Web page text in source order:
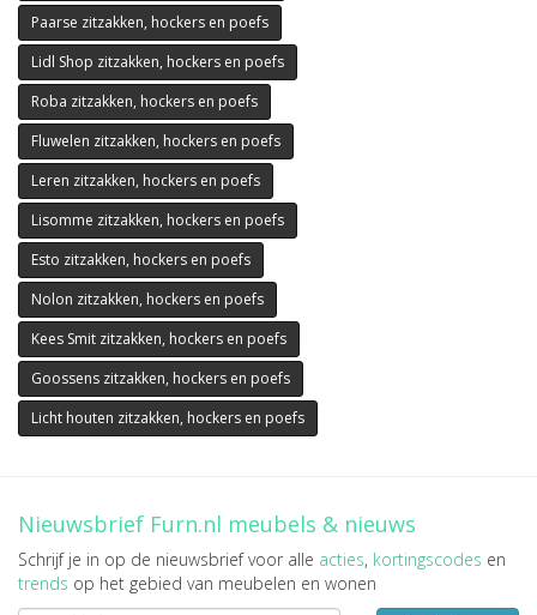
Paarse zitzakken, hockers en poefs
Lidl Shop zitzakken, hockers en poefs
Roba zitzakken, hockers en poefs
Fluwelen zitzakken, hockers en poefs
Leren zitzakken, hockers en poefs
Lisomme zitzakken, hockers en poefs
Esto zitzakken, hockers en poefs
Nolon zitzakken, hockers en poefs
Kees Smit zitzakken, hockers en poefs
Goossens zitzakken, hockers en poefs
Licht houten zitzakken, hockers en poefs
Nieuwsbrief Furn.nl meubels & nieuws
Schrijf je in op de nieuwsbrief voor alle acties, kortingscodes en
trends op het gebied van meubelen en wonen